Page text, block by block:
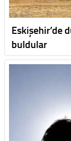
Eskişehir’de
buldular